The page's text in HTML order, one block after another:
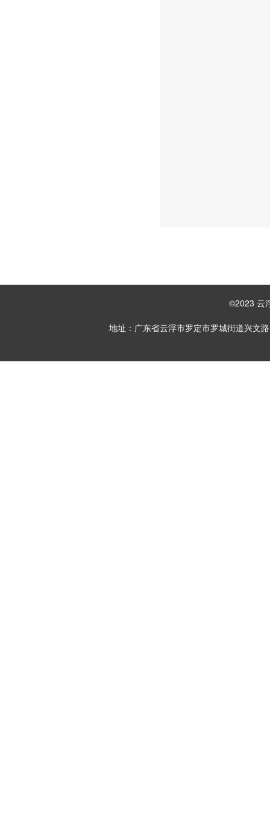
©2023 云
地址：广东省云浮市罗定市罗城街道兴文